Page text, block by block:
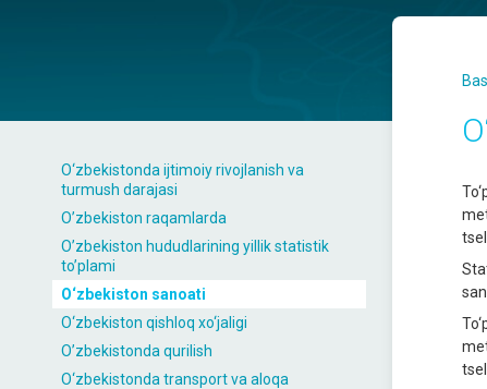
O‘zbekistondа ijtimoiy rivojlаnish vа
turmush dаrаjаsi
O’zbekiston raqamlarda
O’zbekiston hududlarining yillik statistik
to’plami
O‘zbekiston sаnoаti
O‘zbekiston qishloq xo‘jаligi
O’zbekistonda qurilish
O‘zbekistondа trаnsport vа аloqа